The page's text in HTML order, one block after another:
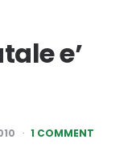
e’
1 COMMENT